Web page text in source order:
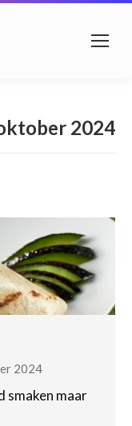
2024
2024
smaken maar